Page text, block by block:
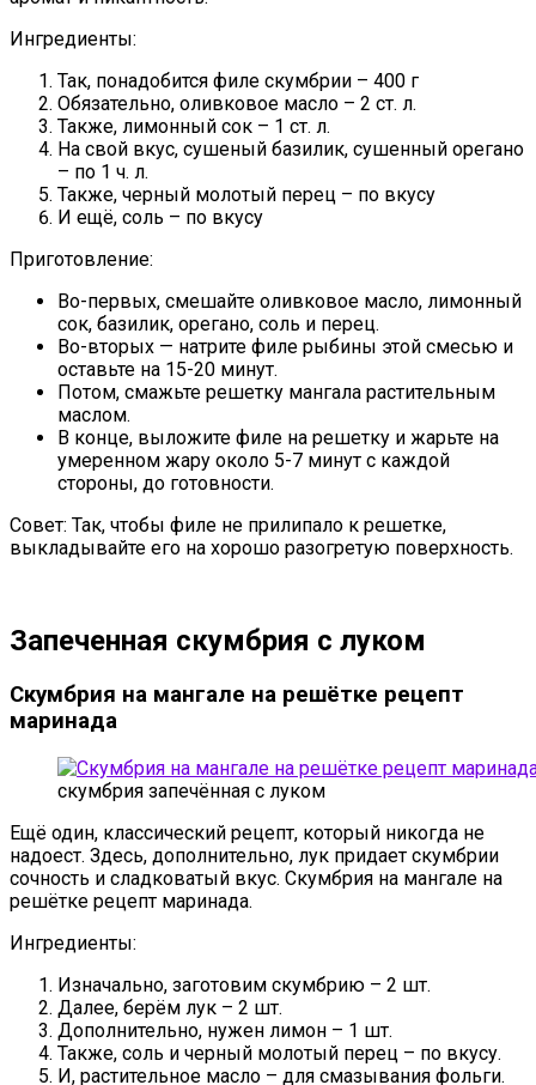
Ингредиенты:
Так, понадобится филе скумбрии – 400 г
Обязательно, оливковое масло – 2 ст. л.
Также, лимонный сок – 1 ст. л.
На свой вкус, сушеный базилик, сушенный орегано
– по 1 ч. л.
Также, черный молотый перец – по вкусу
И ещё, соль – по вкусу
Приготовление:
Во-первых, смешайте оливковое масло, лимонный
сок, базилик, орегано, соль и перец.
Во-вторых — натрите филе рыбины этой смесью и
оставьте на 15-20 минут.
Потом, смажьте решетку мангала растительным
маслом.
В конце, выложите филе на решетку и жарьте на
умеренном жару около 5-7 минут с каждой
стороны, до готовности.
Совет: Так, чтобы филе не прилипало к решетке,
выкладывайте его на хорошо разогретую поверхность.
Запеченная скумбрия с луком
Скумбрия на мангале на решётке рецепт
маринада
скумбрия запечённая с луком
Ещё один, классический рецепт, который никогда не
надоест. Здесь, дополнительно, лук придает скумбрии
сочность и сладковатый вкус. Скумбрия на мангале на
решётке рецепт маринада.
Ингредиенты:
Изначально, заготовим скумбрию – 2 шт.
Далее, берём лук – 2 шт.
Дополнительно, нужен лимон – 1 шт.
Также, соль и черный молотый перец – по вкусу.
И, растительное масло – для смазывания фольги.